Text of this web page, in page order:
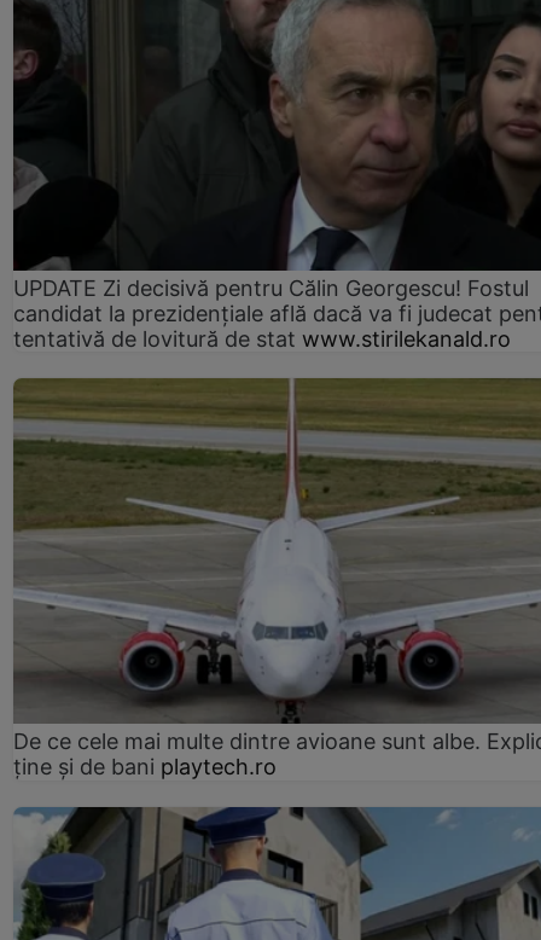
UPDATE Zi decisivă pentru Călin Georgescu! Fostul
candidat la prezidențiale află dacă va fi judecat
tentativă de lovitură de stat www.stirilekanald.ro
De ce cele mai multe dintre avioane sunt albe.
ține și de bani playtech.ro